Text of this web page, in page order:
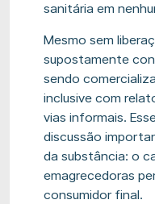
sanitária em
Mesmo sem
supostamente
sendo
inclusive com
vias informais.
discussão
da substância: o
emagrecedoras
consumidor final.